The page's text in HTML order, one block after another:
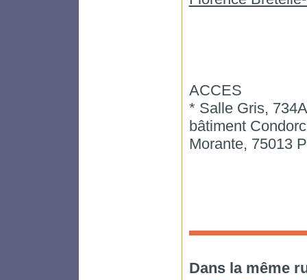
ACCES
* Salle Gris,
bâtiment
Morante, 75013
Dans la même